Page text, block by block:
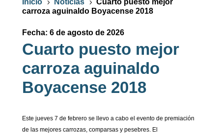
Inicio 5 Noticias 5 Cuarto puesto mejor
carroza aguinaldo Boyacense 2018
Fecha: 6 de agosto de 2026
Cuarto puesto mejor
carroza aguinaldo
Boyacense 2018
Este jueves 7 de febrero se llevo a cabo el evento de premiación
de las mejores carrozas, comparsas y pesebres. El